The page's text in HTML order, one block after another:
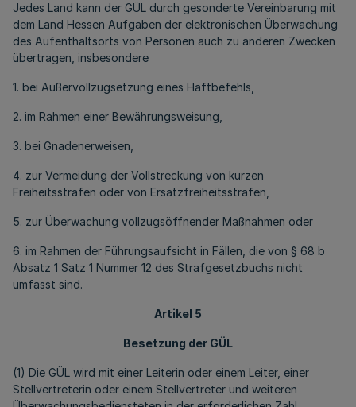
Jedes Land kann der GÜL durch gesonderte Vereinbarung mit
dem Land Hessen Aufgaben der elektronischen Überwachung
des Aufenthaltsorts von Personen auch zu anderen Zwecken
übertragen, insbesondere
1. bei Außervollzugsetzung eines Haftbefehls,
2. im Rahmen einer Bewährungsweisung,
3. bei Gnadenerweisen,
4. zur Vermeidung der Vollstreckung von kurzen
Freiheitsstrafen oder von Ersatzfreiheitsstrafen,
5. zur Überwachung vollzugsöffnender Maßnahmen oder
6. im Rahmen der Führungsaufsicht in Fällen, die von § 68 b
Absatz 1 Satz 1 Nummer 12 des Strafgesetzbuchs nicht
umfasst sind.
Artikel 5
Besetzung der GÜL
(1) Die GÜL wird mit einer Leiterin oder einem Leiter, einer
Stellvertreterin oder einem Stellvertreter und weiteren